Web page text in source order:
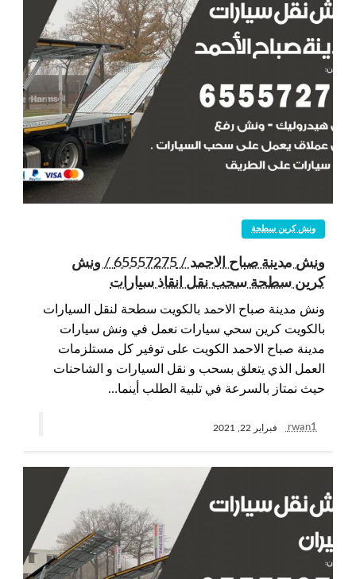
ونش كرين سطحة
ونش مدينة صباح الاحمد / 65557275 / ونش
كرين سطحة سحب نقل انقاذ سيارات
ونش مدينة صباح الاحمد بالكويت سطحة لنقل السيارات
بالكويت كرين سحي سيارات نعمل في ونش سيارات
مدينة صباح الاحمد الكويت على توفير كل مستلزمات
العمل الذي يتعلق بسحب و نقل السيارات و الشاحنات
حيث نمتاز بالسرعة في تلبية الطلب أينما…
rwan1 فبراير 22, 2021